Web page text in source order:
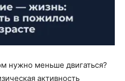
нужно меньше двигаться?
активность